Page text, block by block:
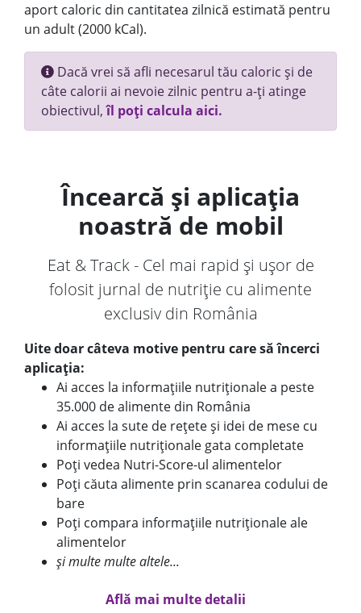
aport caloric din cantitatea zilnică estimată pentru
un adult (2000 kCal).
Dacă vrei să afli necesarul tău caloric și de
câte calorii ai nevoie zilnic pentru a-ți atinge
obiectivul,îl poți calcula aici.
Încearcă și aplicația
noastră de mobil
Eat & Track - Cel mai rapid și ușor de
folosit jurnal de nutriție cu alimente
exclusiv din România
Uite doar câteva motive pentru care să încerci
aplicația:
Ai acces la informațiile nutriționale a peste
35.000 de alimente din România
Ai acces la sute de rețete și idei de mese cu
informațiile nutriționale gata completate
Poți vedea Nutri-Score-ul alimentelor
Poți căuta alimente prin scanarea codului de
bare
Poți compara informațiile nutriționale ale
alimentelor
și multe multe altele...
Află mai multe detalii